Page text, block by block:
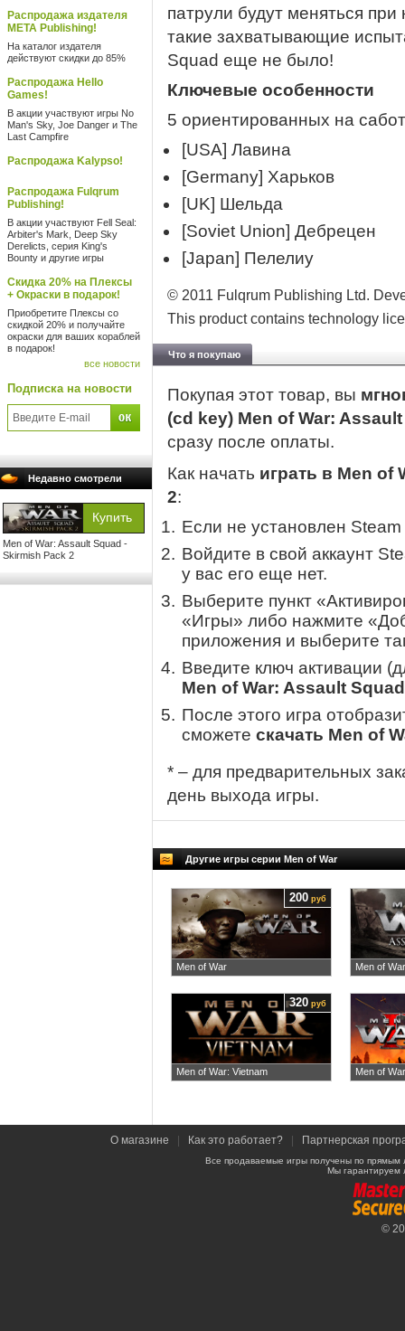
Распродажа издателя
META Publishing!
На каталог издателя
действуют скидки до 85%
Распродажа Hello
Games!
В акции участвуют игры No
Man's Sky, Joe Danger и The
Last Campfire
Распродажа Kalypso!
Распродажа Fulqrum
Publishing!
В акции участвуют Fell Seal:
Arbiter's Mark, Deep Sky
Derelicts, серия King's
Bounty и другие игры
Скидка 20% на Плексы
+ Окраски в подарок!
Приобретите Плексы со
скидкой 20% и получайте
окраски для ваших кораблей
в подарок!
все новости
Подписка на новости
Недавно смотрели
Men of War: Assault Squad -
Skirmish Pack 2
патрули будут меняться
такие захватывающие
Squad еще не было!
Ключевые особенности
5 ориентированных на
[USA] Лавина
[Germany] Харьков
[UK] Шельда
[Soviet Union] Дебрецен
[Japan] Пелелиу
© 2011 Fulqrum Publishing Ltd.
This product contains technology
Что я покупаю
Покупая этот товар, вы
(cd key) Men of War:
сразу после оплаты.
Как начать играть в Men of
2:
Если не установлен
Войдите в свой аккаунт
у вас его еще нет.
Выберите пункт
«Игры» либо нажмите
приложения и выберите
Введите ключ активации
Men of War: Assault
После этого игра
сможете скачать Men of
* – для предварительных
день выхода игры.
Другие игры серии Men of War
Men of War
200 руб
Men of
Men of War: Vietnam
320 руб
Men of
О магазине Как это работает? Партнерская
Все продаваемые игры получены по
Мы гарантируем
©